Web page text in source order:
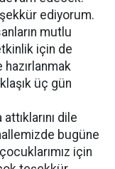
ediyorum.
mutlu
için de
hazırlanmak
üç gün
dile
bugüne
için